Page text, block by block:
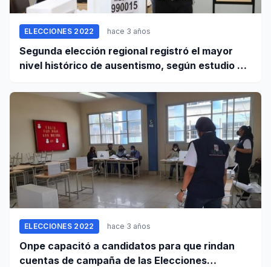
ELECCIONES 2022 hace 3 años
Segunda elección regional registró el mayor
nivel histórico de ausentismo, según estudio del
ELECCIONES 2022 hace 3 años
Onpe capacitó a candidatos para que rindan
cuentas de campaña de las Elecciones